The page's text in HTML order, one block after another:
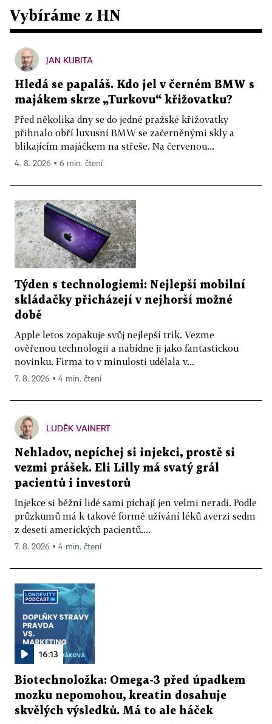
Vybíráme z HN
JAN KUBITA
Hledá se papaláš. Kdo jel v černém BMW s
majákem skrze „Turkovu“ křižovatku?
Před několika dny se do jedné pražské křižovatky
přihnalo obří luxusní BMW se začerněnými skly a
blikajícím majáčkem na střeše. Na červenou...
4. 8. 2026 ▪ 6 min. čtení
Týden s technologiemi: Nejlepší mobilní
skládačky přicházejí v nejhorší možné
době
Apple letos zopakuje svůj nejlepší trik. Vezme
ověřenou technologii a nabídne ji jako fantastickou
novinku. Firma to v minulosti udělala v...
7. 8. 2026 ▪ 4 min. čtení
LUDĚK VAINERT
Nehladov, nepíchej si injekci, prostě si
vezmi prášek. Eli Lilly má svatý grál
pacientů i investorů
Injekce si běžní lidé sami píchají jen velmi neradi. Podle
průzkumů má k takové formě užívání léků averzi sedm
z deseti amerických pacientů....
7. 8. 2026 ▪ 4 min. čtení
16:13
Biotechnoložka: Omega-3 před úpadkem
mozku nepomohou, kreatin dosahuje
skvělých výsledků. Má to ale háček